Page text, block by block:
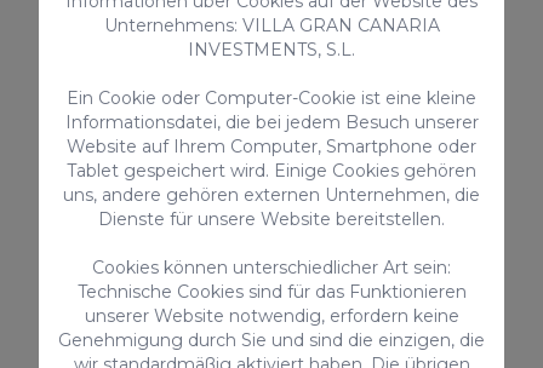
Royal Hideaway Maspalomas
Entdecken Sie unvergleichlichen Luxus und
geräumigen Unterkunft mit 6 Schlafzimmern,
perfekt für einen unvergesslichen Rückzugsort mit
Familie oder Freunden. Diese atemberaubende
Ferienwohnung bietet bequem Platz für bis zu 12
Gäste und bietet allen Komfort eines Zuhauses
und noch mehr.
12 6 4.5
440m 2
Unternehmens: VILLA GRAN CANARIA
INVESTMENTS, S.L.
Ein Cookie oder Computer-Cookie ist eine kleine
Informationsdatei, die bei jedem Besuch unserer
Website auf Ihrem Computer, Smartphone oder
Tablet gespeichert wird. Einige Cookies gehören
uns, andere gehören externen Unternehmen, die
Dienste für unsere Website bereitstellen.
Cookies können unterschiedlicher Art sein:
Technische Cookies sind für das Funktionieren
unserer Website notwendig, erfordern keine
Genehmigung durch Sie und sind die einzigen, die